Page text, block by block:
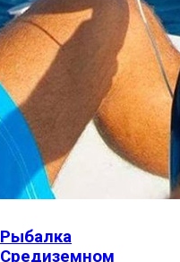
Рыбалка
Средиземном